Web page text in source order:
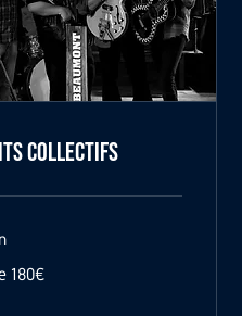
Collectifs
180€